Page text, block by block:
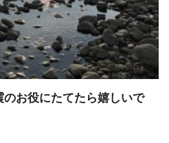
お役にたてたら嬉しいで